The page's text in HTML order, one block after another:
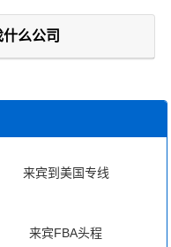
么公司
来宾到美国专线
来宾FBA头程